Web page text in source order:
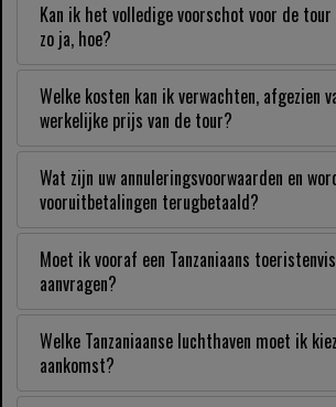
Kan ik het volledige voorschot voor de tour
zo ja, hoe?
Welke kosten kan ik verwachten, afgezien
werkelijke prijs van de tour?
Wat zijn uw annuleringsvoorwaarden en
vooruitbetalingen terugbetaald?
Moet ik vooraf een Tanzaniaans
aanvragen?
Welke Tanzaniaanse luchthaven moet ik
aankomst?